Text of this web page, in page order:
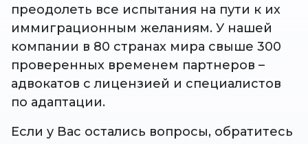
преодолеть все испытания на пути к их
иммиграционным желаниям. У нашей
компании в 80 странах мира свыше 300
проверенных временем партнеров –
адвокатов с лицензией и специалистов
по адаптации.
Если у Вас остались вопросы, обратитесь